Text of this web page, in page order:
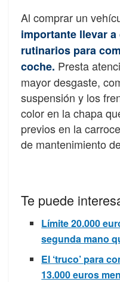
Al comprar un
importante llevar
rutinarios para
coche. Presta
mayor desgaste,
suspensión y los
color en la chapa
previos en la
de mantenimiento
Te puede
Límite 20.000
segunda mano
El ‘truco’ para
13.000 euros